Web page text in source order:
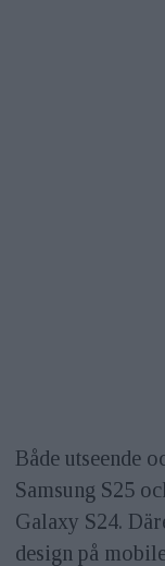
Både utseende
Samsung S25
Galaxy S24.
design på